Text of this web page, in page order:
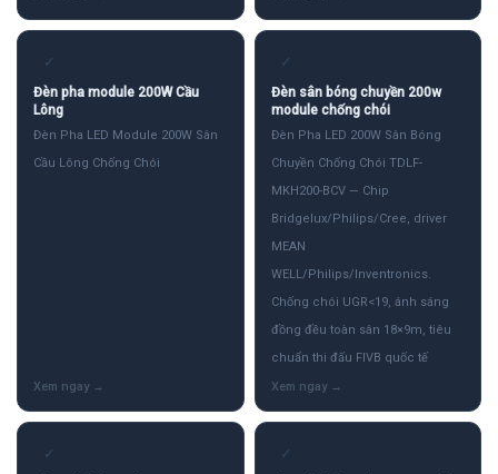
✓
Đèn pha module 200W Cầu
Lông
Đèn Pha LED Module 200W Sân
Cầu Lông Chống Chói
✓
Đèn sân bóng chuyền 200w
module chống chói
Đèn Pha LED 200W Sân Bóng
Chuyền Chống Chói TDLF-
MKH200-BCV — Chip
Bridgelux/Philips/Cree, driver
MEAN
WELL/Philips/Inventronics.
Chống chói UGR<19, ánh sáng
đồng đều toàn sân 18×9m, tiêu
chuẩn thi đấu FIVB quốc tế
✓ ✓